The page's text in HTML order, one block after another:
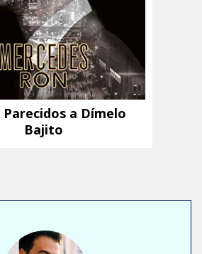
Parecidos a Dímelo
Bajito